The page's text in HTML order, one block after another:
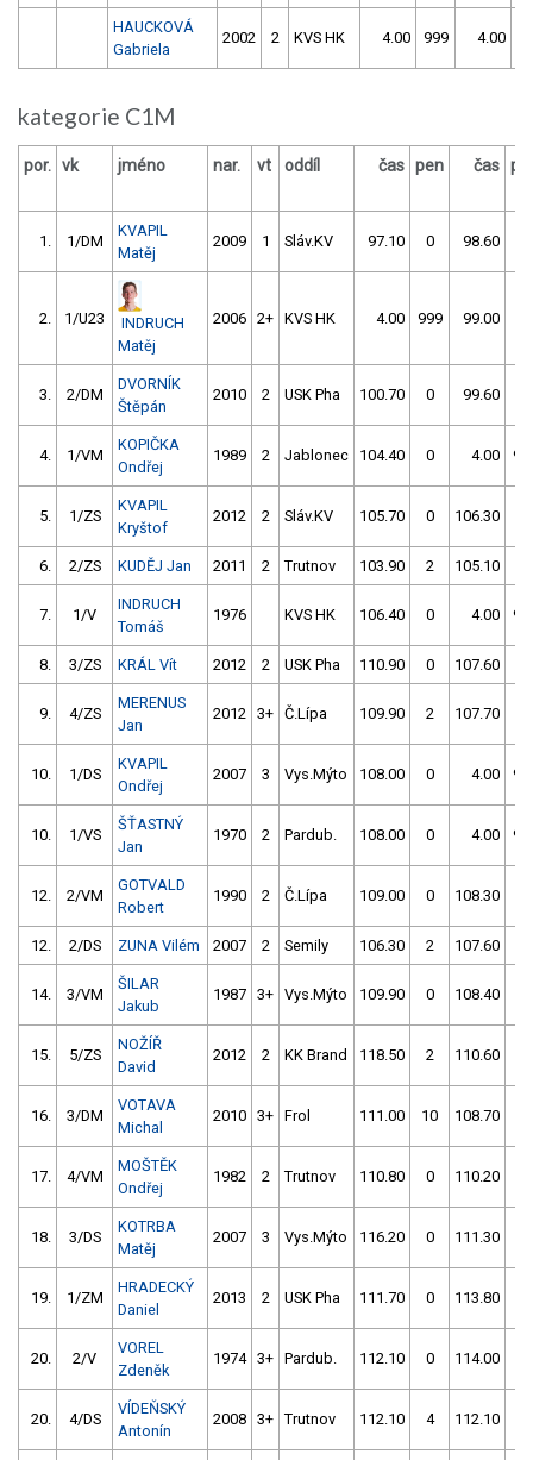
HAUCKOVÁ
Gabriela
2002 2 KVS HK 4.00 999 4.00
kategorie C1M
por. vk jméno nar. vt oddíl čas pen čas
1. 1/DM
KVAPIL
Matěj
2009 1 Sláv.KV 97.10 0 98.60
2. 1/U23
INDRUCH
Matěj
2006 2+ KVS HK 4.00 999 99.00
3. 2/DM
DVORNÍK
Štěpán
2010 2 USK Pha 100.70 0 99.60
4. 1/VM
KOPIČKA
Ondřej
1989 2 Jablonec 104.40 0 4.00
5. 1/ZS
KVAPIL
Kryštof
2012 2 Sláv.KV 105.70 0 106.30
6. 2/ZS KUDĚJ Jan 2011 2 Trutnov 103.90 2 105.10
7. 1/V
INDRUCH
Tomáš
1976 KVS HK 106.40 0 4.00
8. 3/ZS KRÁL Vít 2012 2 USK Pha 110.90 0 107.60
9. 4/ZS
MERENUS
Jan
2012 3+ Č.Lípa 109.90 2 107.70
10. 1/DS
KVAPIL
Ondřej
2007 3 Vys.Mýto 108.00 0 4.00
10. 1/VS
ŠŤASTNÝ
Jan
1970 2 Pardub. 108.00 0 4.00
12. 2/VM
GOTVALD
Robert
1990 2 Č.Lípa 109.00 0 108.30
12. 2/DS ZUNA Vilém 2007 2 Semily 106.30 2 107.60
14. 3/VM
ŠILAR
Jakub
1987 3+ Vys.Mýto 109.90 0 108.40
15. 5/ZS
NOŽÍŘ
David
2012 2 KK Brand 118.50 2 110.60
16. 3/DM
VOTAVA
Michal
2010 3+ Frol 111.00 10 108.70
17. 4/VM
MOŠTĚK
Ondřej
1982 2 Trutnov 110.80 0 110.20
18. 3/DS
KOTRBA
Matěj
2007 3 Vys.Mýto 116.20 0 111.30
19. 1/ZM
HRADECKÝ
Daniel
2013 2 USK Pha 111.70 0 113.80
20. 2/V
VOREL
Zdeněk
1974 3+ Pardub. 112.10 0 114.00
20. 4/DS
VÍDEŇSKÝ
Antonín
2008 3+ Trutnov 112.10 4 112.10